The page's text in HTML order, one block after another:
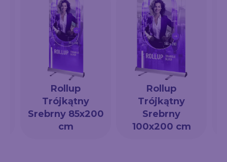
Rollup
Trójkątny
Srebrny 85x200
cm
Rollup
Trójkątny
Srebrny
100x200 cm